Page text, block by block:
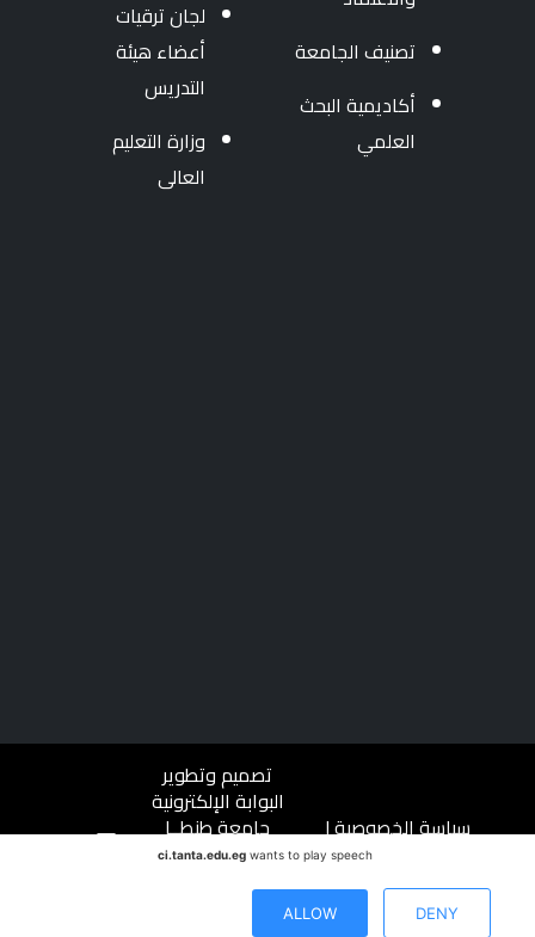
تصنيف الجامعة
أكاديمية البحث
العلمي
لجان ترقيات
أعضاء هيئة
التدريس
وزارة التعليم
العالى
سياسة الخصوصية|
شروط الاستخدام|
ميثاق المتعاملين
تصميم وتطوير
البوابة الإلكترونية
جامعة طنطــا
جميع الحقوق
محفوظة ©
ci.tanta.edu.egwants to play speech
DENY
ALLOW